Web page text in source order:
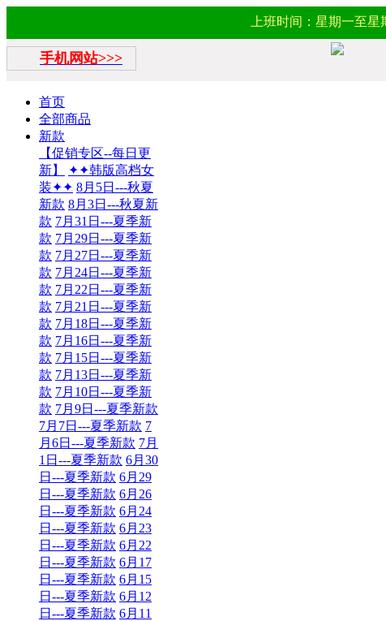
上班时间：星期一至星
手机网站>>>
首页
全部商品
新款
【促销专区--每日更
新】
✦✦韩版高档女
装✦✦ 8月5日---秋夏
新款 8月3日---秋夏新
款 7月31日---夏季新
款 7月29日---夏季新
款 7月27日---夏季新
款 7月24日---夏季新
款 7月22日---夏季新
款 7月21日---夏季新
款 7月18日---夏季新
款 7月16日---夏季新
款 7月15日---夏季新
款 7月13日---夏季新
款 7月10日---夏季新
款 7月9日---夏季新款
7月7日---夏季新款 7
月6日---夏季新款 7月
1日---夏季新款 6月30
日---夏季新款 6月29
日---夏季新款 6月26
日---夏季新款 6月24
日---夏季新款 6月23
日---夏季新款 6月22
日---夏季新款 6月17
日---夏季新款 6月15
日---夏季新款 6月12
日---夏季新款 6月11